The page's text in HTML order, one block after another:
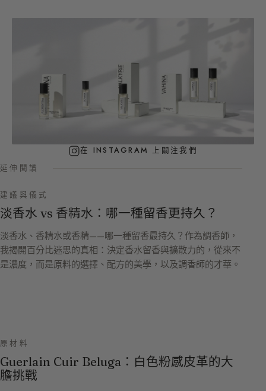
在 INSTAGRAM 上關注我們
延伸閱讀
建議與儀式
淡香水 vs 香精水：哪一種留香更持久？
淡香水、香精水或香精——哪一種留香最持久？作為調香師，
我揭開百分比迷思的真相：決定香水留香與擴散力的，從來不
是濃度，而是原料的選擇、配方的美學，以及調香師的才華。
原材料
Guerlain Cuir Beluga：白色粉感皮革的大
膽挑戰